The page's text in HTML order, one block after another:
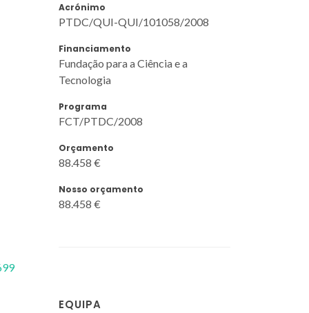
Acrónimo
PTDC/QUI-QUI/101058/2008
Financiamento
Fundação para a Ciência e a
Tecnologia
Programa
FCT/PTDC/2008
Orçamento
88.458 €
Nosso orçamento
88.458 €
EQUIPA